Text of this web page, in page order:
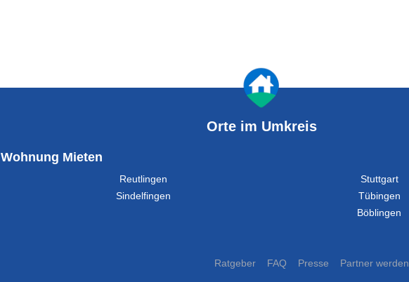
Orte im Umkreis
Wohnung Mieten
Reutlingen
Sindelfingen
Stuttgart
Tübingen
Böblingen
Ratgeber FAQ Presse Partner werden